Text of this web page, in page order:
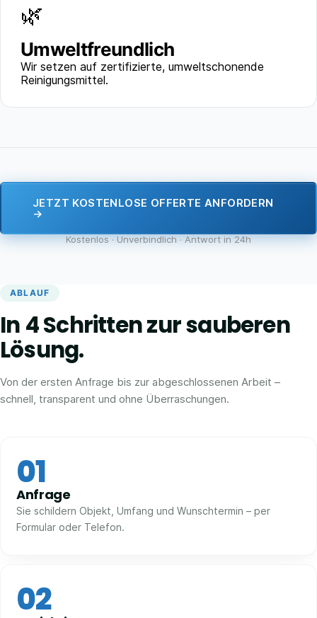
🌿
Umweltfreundlich
Wir setzen auf zertifizierte, umweltschonende
Reinigungsmittel.
JETZT KOSTENLOSE OFFERTE ANFORDERN
→
Kostenlos · Unverbindlich · Antwort in 24h
ABLAUF
In 4 Schritten zur sauberen
Lösung.
Von der ersten Anfrage bis zur abgeschlossenen Arbeit –
schnell, transparent und ohne Überraschungen.
01
Anfrage
Sie schildern Objekt, Umfang und Wunschtermin – per
Formular oder Telefon.
02